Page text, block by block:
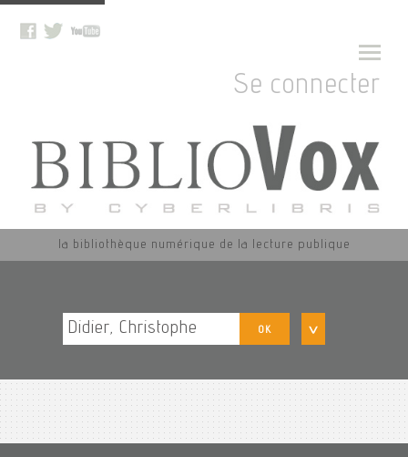
Se connecter
la bibliothèque numérique de la lecture publique
OK